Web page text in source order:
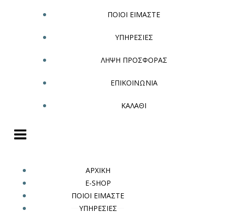
ΠΟΙΟΙ ΕΙΜΑΣΤΕ
ΥΠΗΡΕΣΙΕΣ
ΛΗΨΗ ΠΡΟΣΦΟΡΑΣ
ΕΠΙΚΟΙΝΩΝΙΑ
ΚΑΛΑΘΙ
ΑΡΧΙΚΗ
E-SHOP
ΠΟΙΟΙ ΕΙΜΑΣΤΕ
ΥΠΗΡΕΣΙΕΣ